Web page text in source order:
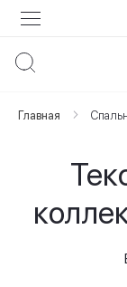
Skip
to
Главная